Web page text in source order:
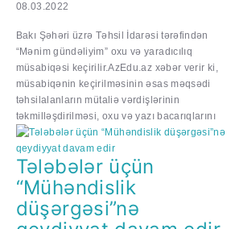
08.03.2022
Bakı Şəhəri üzrə Təhsil İdarəsi tərəfindən
“Mənim gündəliyim” oxu və yaradıcılıq
müsabiqəsi keçirilir.AzEdu.az xəbər verir ki,
müsabiqənin keçirilməsinin əsas məqsədi
təhsilalanların mütaliə vərdişlərinin
təkmilləşdirilməsi, oxu və yazı bacarıqlarını
Tələbələr üçün
“Mühəndislik
düşərgəsi”nə